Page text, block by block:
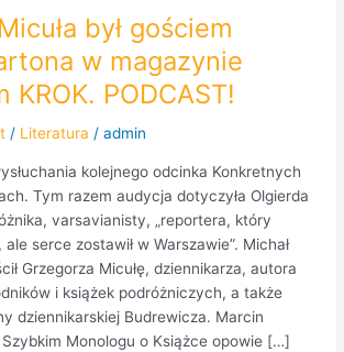
był gościem
w magazynie
KROK. PODCAST!
/ Literatura /admin
kolejnego odcinka Konkretnych
Tym razem audycja dotyczyła Olgierda
varsavianisty, „reportera, który
serce zostawił w Warszawie”. Michał
Grzegorza Micułę, dziennikarza, autora
i książek podróżniczych, a także
dziennikarskiej Budrewicza. Marcin
Monologu o Książce opowie […]